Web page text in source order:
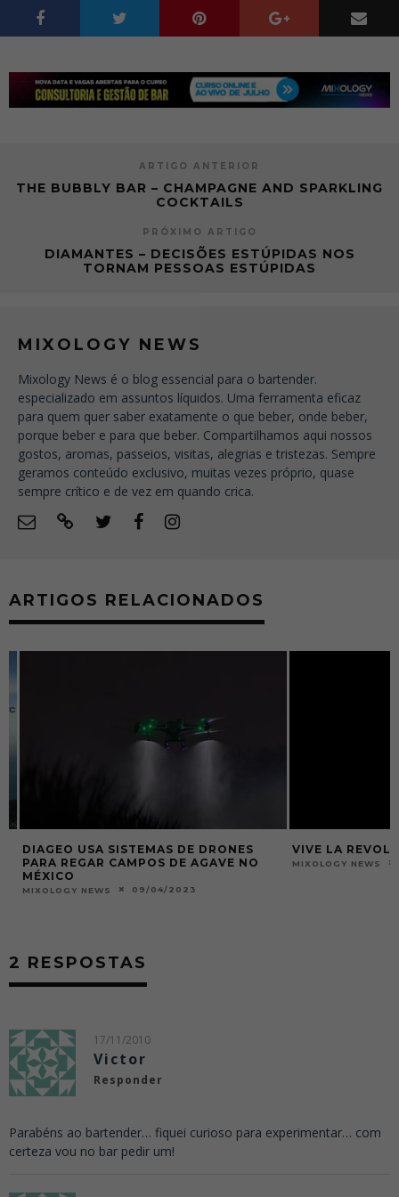
ARTIGO ANTERIOR
THE BUBBLY BAR – CHAMPAGNE AND SPARKLING
COCKTAILS
PRÓXIMO ARTIGO
DIAMANTES – DECISÕES ESTÚPIDAS NOS
TORNAM PESSOAS ESTÚPIDAS
MIXOLOGY NEWS
Mixology News é o blog essencial para o bartender.
especializado em assuntos líquidos. Uma ferramenta eficaz
para quem quer saber exatamente o que beber, onde beber,
porque beber e para que beber. Compartilhamos aqui nossos
gostos, aromas, passeios, visitas, alegrias e tristezas. Sempre
geramos conteúdo exclusivo, muitas vezes próprio, quase
sempre crítico e de vez em quando crica.
ARTIGOS RELACIONADOS
DIAGEO USA SISTEMAS DE DRONES
PARA REGAR CAMPOS DE AGAVE NO
MÉXICO
MIXOLOGY NEWS 09/04/2023
VIVE LA
MIXOLOGY NEWS
2 RESPOSTAS
17/11/2010
Victor
Responder
Parabéns ao bartender… fiquei curioso para experimentar… com
certeza vou no bar pedir um!